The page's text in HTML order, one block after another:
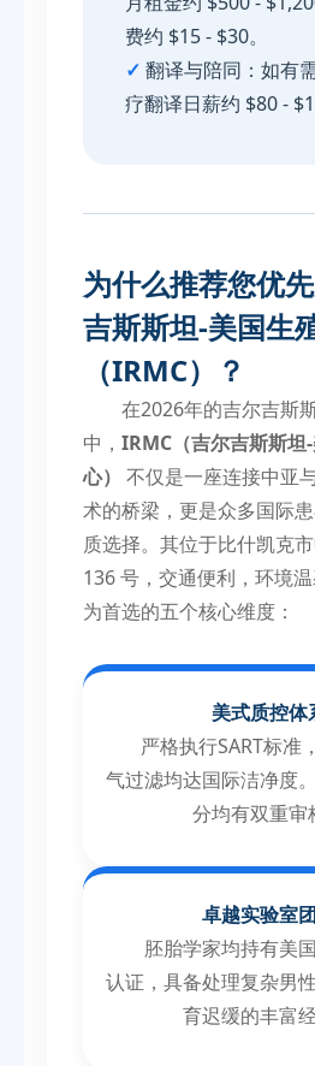
费约 $15 - $30。
✓ 翻译与陪同：如有
疗翻译日薪约 $80 -
为什么推荐您优
吉斯斯坦-美国生
（IRMC）？
在2026年的吉尔吉斯
中， IRMC（吉尔吉斯斯坦
心） 不仅是一座连接中亚
术的桥梁，更是众多国际
质选择。其位于比什凯克
136 号，交通便利，环境
为首选的五个核心维度：
美式质控体
严格执行SART标准
气过滤均达国际洁净度
分均有双重审
卓越实验室
胚胎学家均持有美
认证，具备处理复杂男
育迟缓的丰富经